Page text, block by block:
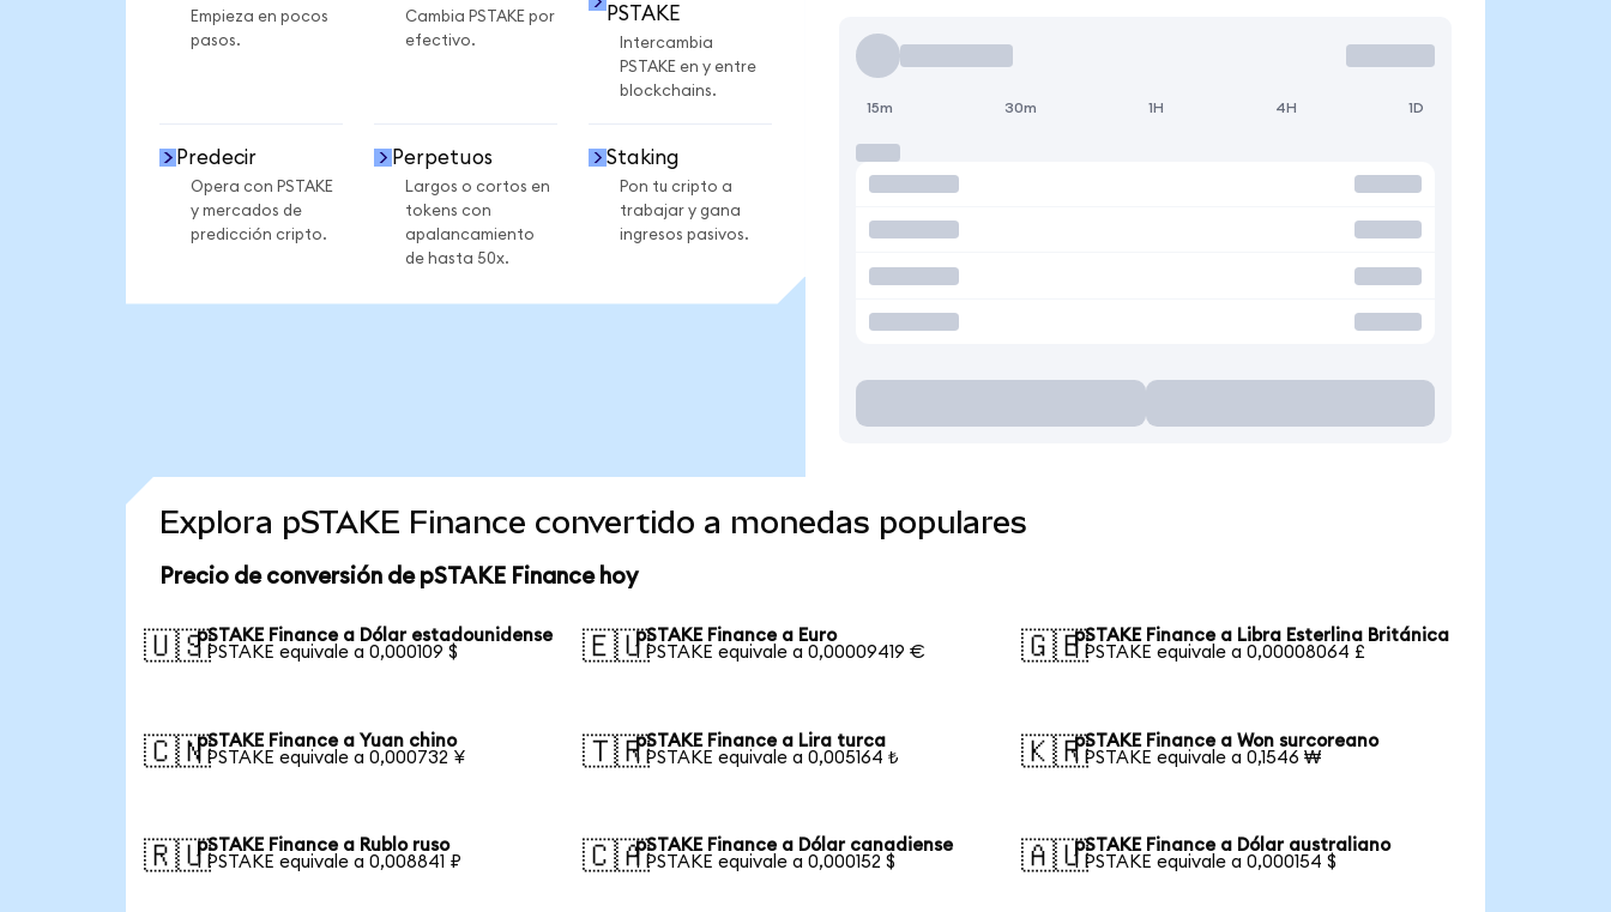
Empieza en pocos
pasos.
Cambia PSTAKE por
efectivo.
PSTAKE
Intercambia
PSTAKE en y entre
blockchains.
Predecir
Opera con PSTAKE
y mercados de
predicción cripto.
Perpetuos
Largos o cortos en
tokens con
apalancamiento
de hasta 50x.
Staking
Pon tu cripto a
trabajar y gana
ingresos pasivos.
15m 30m 1H 4H 1D
Explora pSTAKE Finance convertido a monedas populares
Precio de conversión de pSTAKE Finance hoy
🇺🇸pSTAKE Finance a Dólar estadounidense
1 PSTAKE equivale a 0,000109 $
🇪🇺pSTAKE Finance a Euro
1 PSTAKE equivale a 0,00009419 €
🇬🇧pSTAKE Finance a Libra Esterlina Británica
1 PSTAKE equivale a 0,00008064 £
🇨🇳pSTAKE Finance a Yuan chino
1 PSTAKE equivale a 0,000732 ¥
🇹🇷pSTAKE Finance a Lira turca
1 PSTAKE equivale a 0,005164 ₺
🇰🇷pSTAKE Finance a Won surcoreano
1 PSTAKE equivale a 0,1546 ₩
🇷🇺pSTAKE Finance a Rublo ruso
1 PSTAKE equivale a 0,008841 ₽
🇨🇦pSTAKE Finance a Dólar canadiense
1 PSTAKE equivale a 0,000152 $
🇦🇺pSTAKE Finance a Dólar australiano
1 PSTAKE equivale a 0,000154 $